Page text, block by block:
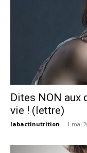
Dites NON aux
vie ! (lettre)
labactinutrition - 1 mai